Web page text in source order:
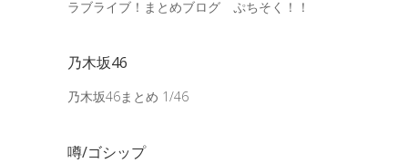
ラブライブ！まとめブログ ぷちそく！！
乃木坂46
乃木坂46まとめ 1/46
噂/ゴシップ